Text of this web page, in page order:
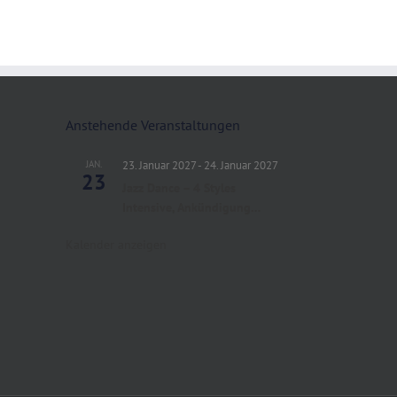
Anstehende Veranstaltungen
JAN.
23
23. Januar 2027- 24. Januar 2027